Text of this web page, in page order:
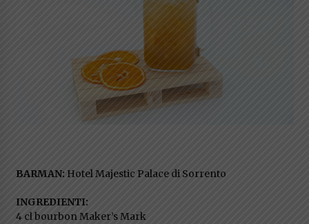
BARMAN: Hotel Majestic Palace di Sorrento
INGREDIENTI:
4 cl bourbon Maker’s Mark